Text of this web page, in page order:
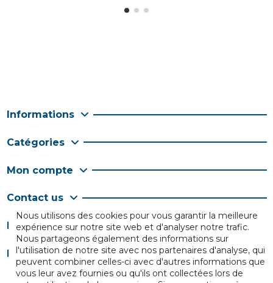
Informations
Catégories
Mon compte
Contact us
Follow us
Newsletter
Nous utilisons des cookies pour vous garantir la meilleure
expérience sur notre site web et d'analyser notre trafic.
Nous partageons également des informations sur
l'utilisation de notre site avec nos partenaires d'analyse, qui
peuvent combiner celles-ci avec d'autres informations que
vous leur avez fournies ou qu'ils ont collectées lors de